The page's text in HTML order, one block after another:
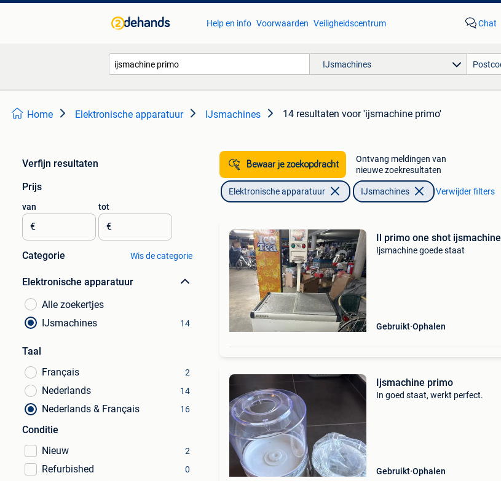
Help en info Voorwaarden Veiligheidscentrum Chat
IJsmachines
Home Elektronische apparatuur IJsmachines 14 resultaten voor 'ijsmachine primo'
Verfijn resultaten
Prijs
van
€
tot
€
Categorie Wis de categorie
Elektronische apparatuur
Alle zoekertjes
IJsmachines
14
Taal
Français
2
Nederlands 14
Nederlands & Français 16
Conditie
Nieuw
2
Refurbished 0
Bewaar je zoekopdracht
Ontvang meldingen van
nieuwe zoekresultaten
Elektronische apparatuur IJsmachines Verwijder filters
Il primo one shot ijsmachine
Ijsmachine goede staat
Gebruikt Ophalen
Ijsmachine primo
In goed staat, werkt perfect.
Gebruikt Ophalen